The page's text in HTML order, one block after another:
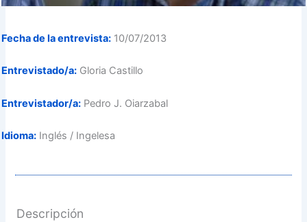
Fecha de la entrevista: 10/07/2013
Entrevistado/a: Gloria Castillo
Entrevistador/a: Pedro J. Oiarzabal
Idioma: Inglés / Ingelesa
Descripción